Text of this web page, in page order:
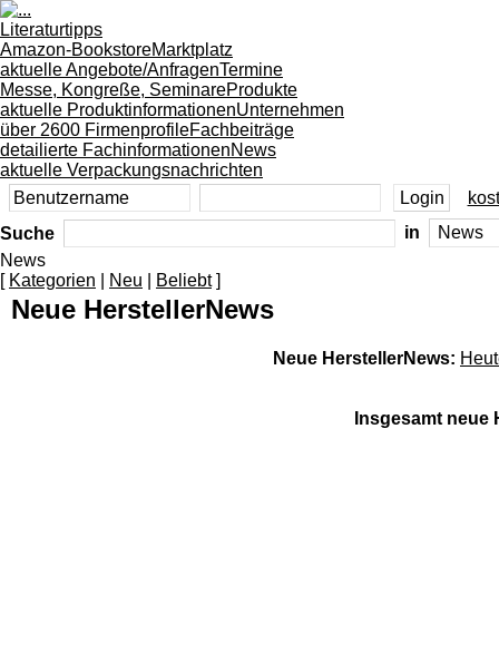
Literaturtipps
Amazon-BookstoreMarktplatz
aktuelle Angebote/AnfragenTermine
Messe, Kongreße, SeminareProdukte
aktuelle ProduktinformationenUnternehmen
über 2600 FirmenprofileFachbeiträge
detailierte FachinformationenNews
aktuelle Verpackungsnachrichten
Suche
in
News
[ Kategorien Neu Beliebt]
Neue HerstellerNews
Neue HerstellerNews:
Insgesamt neue